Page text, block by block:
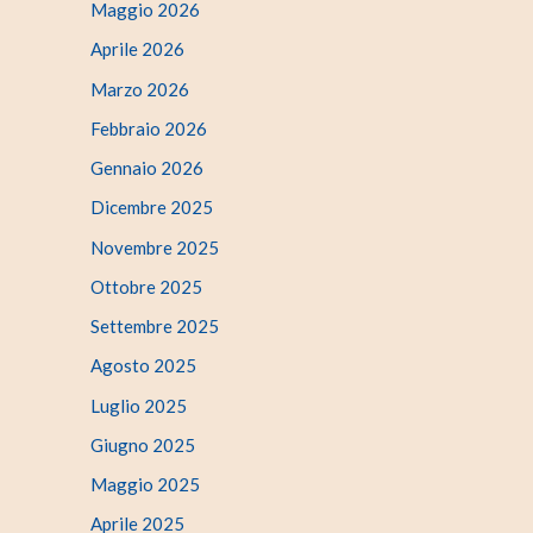
Maggio 2026
Aprile 2026
Marzo 2026
Febbraio 2026
Gennaio 2026
Dicembre 2025
Novembre 2025
Ottobre 2025
Settembre 2025
Agosto 2025
Luglio 2025
Giugno 2025
Maggio 2025
Aprile 2025